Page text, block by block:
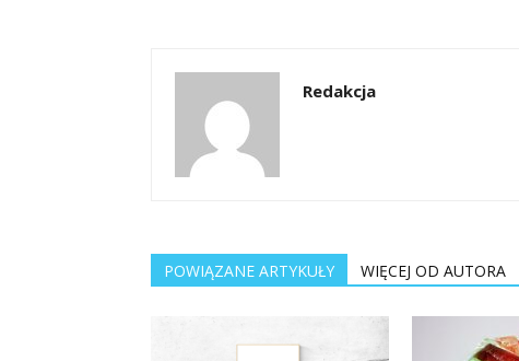
Redakcja
POWIĄZANE ARTYKUŁY WIĘCEJ OD AUTORA